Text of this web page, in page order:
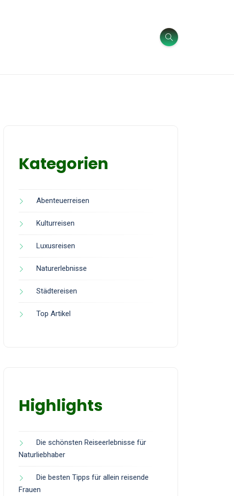
Kategorien
Abenteuerreisen
Kulturreisen
Luxusreisen
Naturerlebnisse
Städtereisen
Top Artikel
Highlights
Die schönsten Reiseerlebnisse für
Naturliebhaber
Die besten Tipps für allein reisende
Frauen